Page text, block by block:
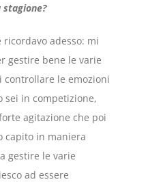
adesso: mi
gestire bene le varie
controllare le emozioni
sei in competizione,
agitazione che poi
capito in maniera
gestire le varie
ad essere